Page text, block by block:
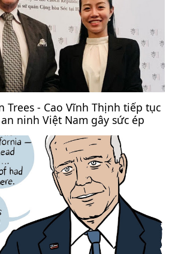
Trees - Cao Vĩnh Thịnh tiếp tục
ninh Việt Nam gây sức ép